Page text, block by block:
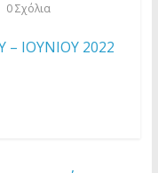
0 Σχόλια
ΙΟΥΝΙΟΥ 2022